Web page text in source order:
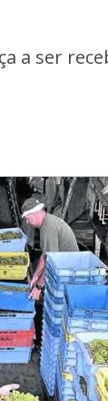
a ser